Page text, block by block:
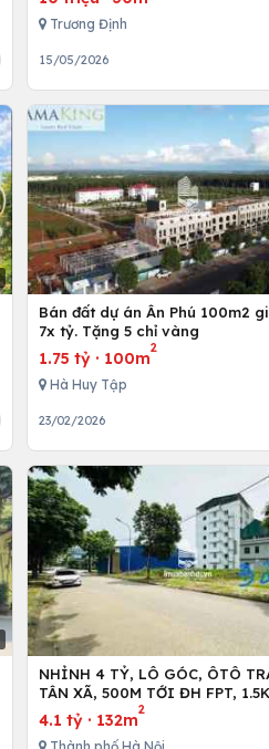
Trương Định
15/05/2026
Bán đất dự án Ân Phú 100m2
7x tỷ. Tặng 5 chỉ vàng
1.75 tỷ· 100m
2
Hà Huy Tập
23/02/2026
NHỈNH 4 TỶ, LÔ GÓC, ÔTÔ
TÂN XÃ, 500M TỚI ĐH FPT,
HÀ NỘI, 2KM TỚI METRO 5
4.1 tỷ· 132m
2